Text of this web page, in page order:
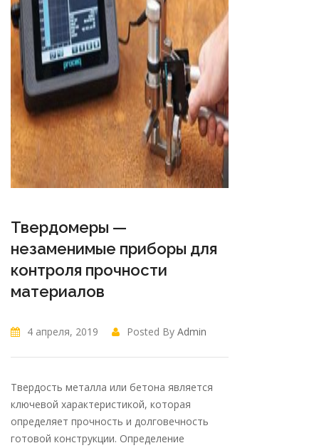
Твердомеры —
незаменимые приборы для
контроля прочности
материалов
4 апреля, 2019 Posted By Admin
Твердость металла или бетона является
ключевой характеристикой, которая
определяет прочность и долговечность
готовой конструкции. Определение